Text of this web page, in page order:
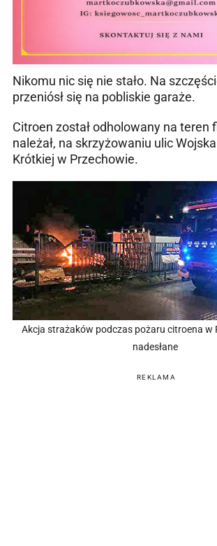
Nikomu nic się nie stało. Na
przeniósł się na pobliskie garaże.
Citroen został odholowany na teren
należał, na skrzyżowaniu ulic
Krótkiej w Przechowie.
Akcja strażaków podczas pożaru citroena w
nadesłane
REKLAMA